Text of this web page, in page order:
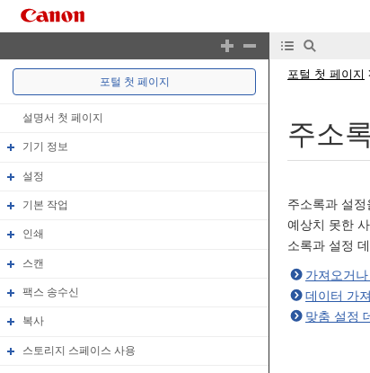
포털 첫 페이지
설명서 첫 페이지
기기 정보
설정
기본 작업
인쇄
스캔
팩스 송수신
복사
스토리지 스페이스 사용
포털 첫 페이지
주소
주소록과 설
예상치 못한
소록과 설정
가져오거
데이터 가
맞춤 설정